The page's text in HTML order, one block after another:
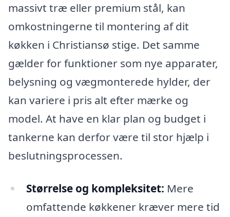
massivt træ eller premium stål, kan
omkostningerne til montering af dit
køkken i Christiansø stige. Det samme
gælder for funktioner som nye apparater,
belysning og vægmonterede hylder, der
kan variere i pris alt efter mærke og
model. At have en klar plan og budget i
tankerne kan derfor være til stor hjælp i
beslutningsprocessen.
Størrelse og kompleksitet: Mere
omfattende køkkener kræver mere tid